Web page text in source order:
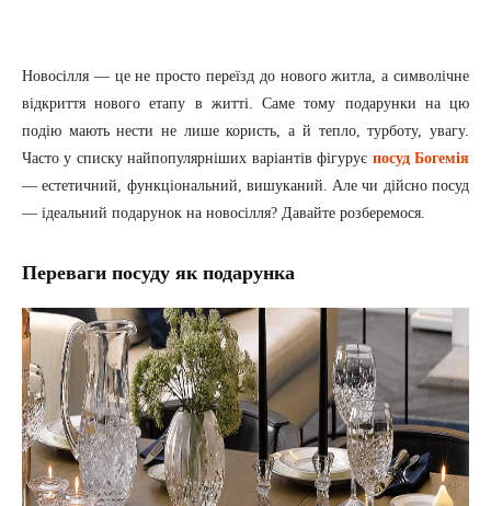
Новосілля — це не просто переїзд до нового житла, а символічне
відкриття нового етапу в житті. Саме тому подарунки на цю
подію мають нести не лише користь, а й тепло, турботу, увагу.
Часто у списку найпопулярніших варіантів фігурує посуд Богемія
— естетичний, функціональний, вишуканий. Але чи дійсно посуд
— ідеальний подарунок на новосілля? Давайте розберемося.
Переваги посуду як подарунка